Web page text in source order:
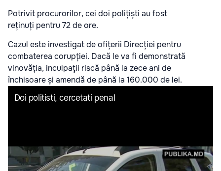
Potrivit procurorilor, cei doi polițiști au fost
reținuți pentru 72 de ore.
Cazul este investigat de ofițerii Direcției pentru
combaterea corupției. Dacă le va fi demonstrată
vinovăția, inculpaţii riscă până la zece ani de
închisoare și amendă de până la 160.000 de lei.